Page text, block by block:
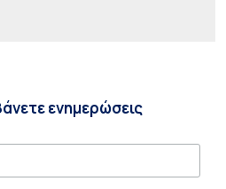
ενημερώσεις